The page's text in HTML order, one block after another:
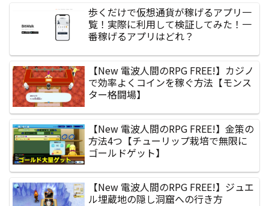
歩くだけで仮想通貨が稼げるアプリ一
覧！実際に利用して検証してみた！一
番稼げるアプリはどれ？
【New 電波人間のRPG FREE!】カジノ
で効率よくコインを稼ぐ方法【モンス
ター格闘場】
【New 電波人間のRPG FREE!】金策の
方法4つ【チューリップ栽培で無限に
ゴールドゲット】
【New 電波人間のRPG FREE!】ジュエ
ル埋蔵地の隠し洞窟への行き方